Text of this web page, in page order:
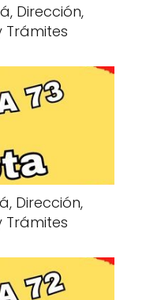
Dirección,
Trámites
Dirección,
Trámites